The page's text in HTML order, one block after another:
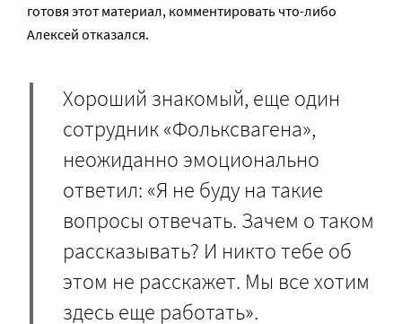
готовя этот материал, комментировать что-либо
Алексей отказался.
Хороший знакомый, еще один
сотрудник «Фольксвагена»,
неожиданно эмоционально
ответил: «Я не буду на такие
вопросы отвечать. Зачем о таком
рассказывать? И никто тебе об
этом не расскажет. Мы все хотим
здесь еще работать».